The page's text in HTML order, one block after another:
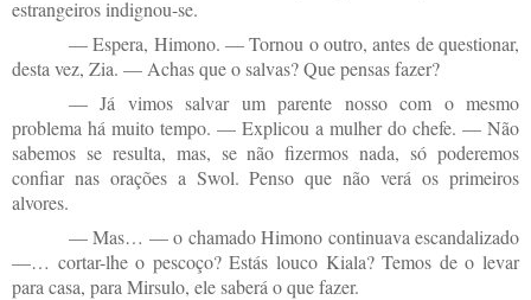
estrangeiros indignou-se.
— Espera, Himono. — Tornou o outro, antes de questionar,
desta vez, Zia. — Achas que o salvas? Que pensas fazer?
— Já vimos salvar um parente nosso com o mesmo
problema há muito tempo. — Explicou a mulher do chefe. — Não
sabemos se resulta, mas, se não fizermos nada, só poderemos
confiar nas orações a Swol. Penso que não verá os primeiros
alvores.
— Mas… — o chamado Himono continuava escandalizado
—… cortar-lhe o pescoço? Estás louco Kiala? Temos de o levar
para casa, para Mirsulo, ele saberá o que fazer.